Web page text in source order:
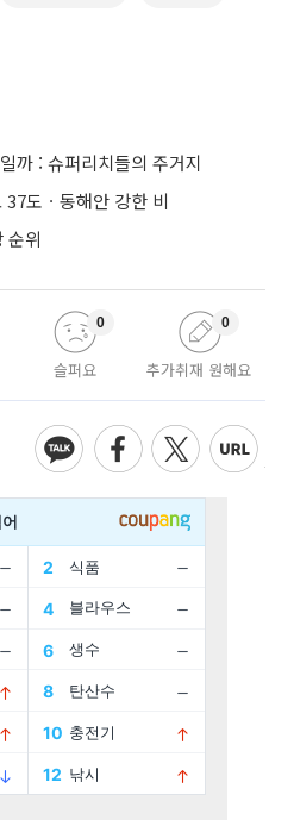
까 : 슈퍼리치들의 주거지
도ㆍ동해안 강한 비
순위
슬퍼요
0
추가취재 원해요
0